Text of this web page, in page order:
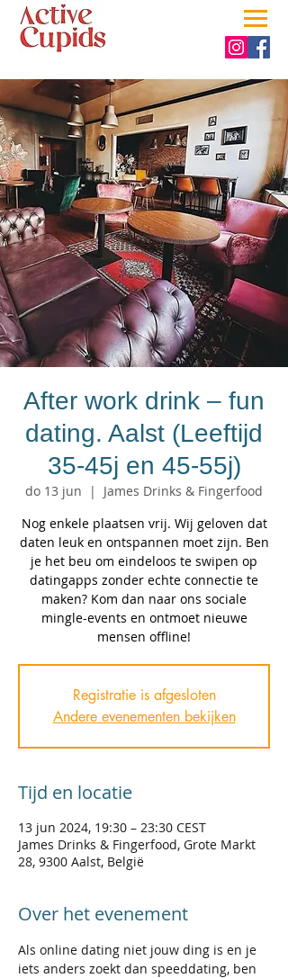
After work drink – fun
dating. Aalst (Leeftijd
35-45j en 45-55j)
do 13 jun
  |
James Drinks & Fingerfood
Nog enkele plaatsen vrij. Wij geloven dat
daten leuk en ontspannen moet zijn. Ben
je het beu om eindeloos te swipen op
datingapps zonder echte connectie te
maken? Kom dan naar ons sociale
mingle-events en ontmoet nieuwe
mensen offline!
Registratie is afgesloten
Andere evenementen bekijken
Tijd en locatie
13 jun 2024, 19:30 – 23:30 CEST
James Drinks & Fingerfood, Grote Markt
28, 9300 Aalst, België
Over het evenement
Als online dating niet jouw ding is en je
iets anders zoekt dan speeddating, ben